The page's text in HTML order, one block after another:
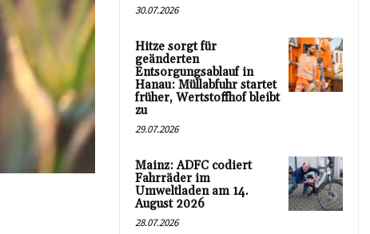
30.07.2026
Hitze sorgt für
geänderten
Entsorgungsablauf in
Hanau: Müllabfuhr startet
früher, Wertstoffhof bleibt
zu
29.07.2026
Mainz: ADFC codiert
Fahrräder im
Umweltladen am 14.
August 2026
28.07.2026